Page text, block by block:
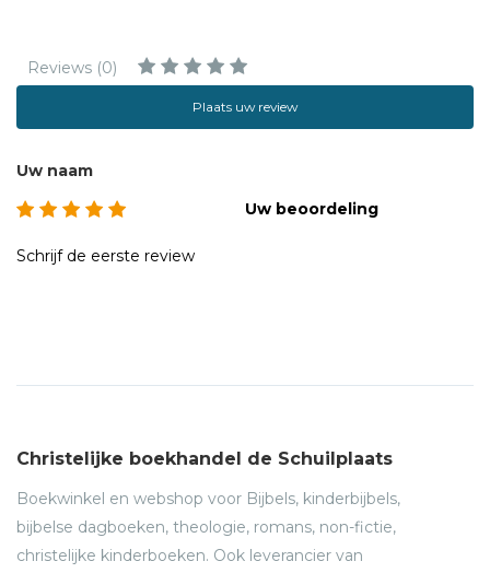
Reviews (0)
Plaats uw review
Uw naam
Uw beoordeling
Schrijf de eerste review
Christelijke boekhandel de Schuilplaats
Boekwinkel en webshop voor Bijbels, kinderbijbels,
bijbelse dagboeken, theologie, romans, non-fictie,
christelijke kinderboeken. Ook leverancier van